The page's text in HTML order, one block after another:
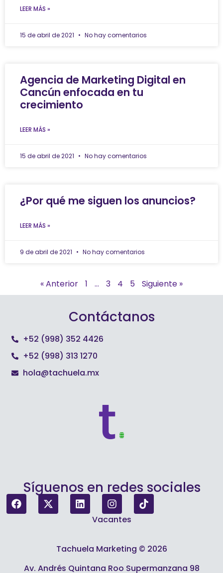
LEER MÁS »
15 de abril de 2021 No hay comentarios
Agencia de Marketing Digital en
Cancún enfocada en tu
crecimiento
LEER MÁS »
15 de abril de 2021 No hay comentarios
¿Por qué me siguen los anuncios?
LEER MÁS »
9 de abril de 2021 No hay comentarios
« Anterior 1 … 3 4 5 Siguiente »
Contáctanos
+52 (998) 352 4426
+52 (998) 313 1270
hola@tachuela.mx
Síguenos en redes sociales
Vacantes
Tachuela Marketing © 2026
Av. Andrés Quintana Roo Supermanzana 98